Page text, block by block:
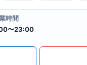
時間
〜23:00